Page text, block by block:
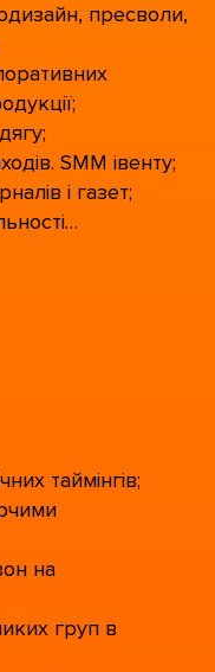
пресволи,
SMM івенту;
і газет;
таймінгів;
на
груп в